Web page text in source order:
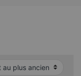
ancien